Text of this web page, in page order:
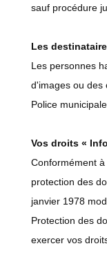
sauf procédure
Les
Les personnes
d'images ou des
Police
Vos droits «
Conformément
protection des
janvier 1978
Protection des
exercer vos